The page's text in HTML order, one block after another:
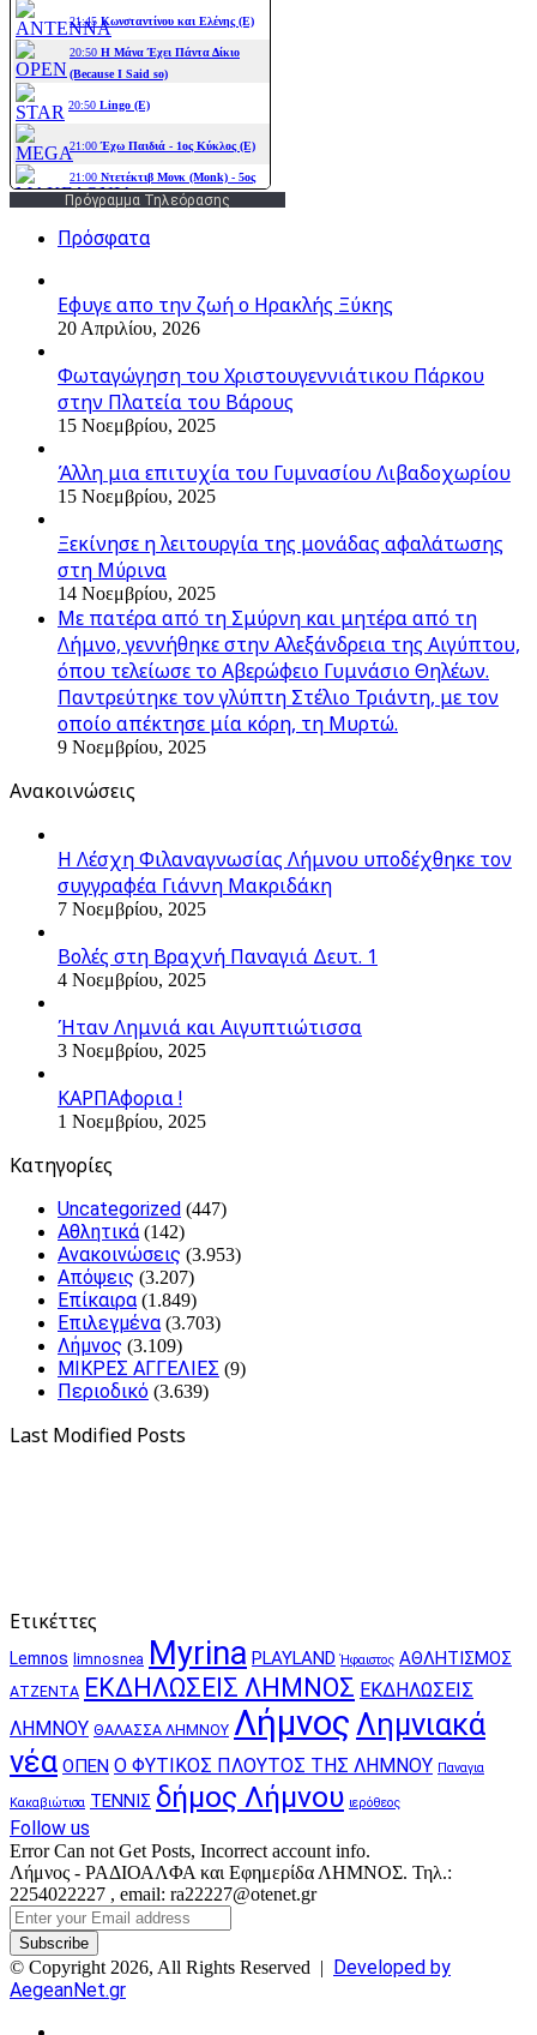
Πρόγραμμα Τηλεόρασης
Πρόσφατα
Εφυγε απο την ζωή o Ηρακλής Ξύκης
20 Απριλίου, 2026
Φωταγώγηση του Χριστουγεννιάτικου Πάρκου
στην Πλατεία του Βάρους
15 Νοεμβρίου, 2025
Άλλη μια επιτυχία του Γυμνασίου Λιβαδοχωρίου
15 Νοεμβρίου, 2025
Ξεκίνησε η λειτουργία της μονάδας αφαλάτωσης
στη Μύρινα
14 Νοεμβρίου, 2025
Με πατέρα από τη Σμύρνη και μητέρα από τη
Λήμνο, γεννήθηκε στην Αλεξάνδρεια της Αιγύπτου,
όπου τελείωσε το Αβερώφειο Γυμνάσιο Θηλέων.
Παντρεύτηκε τον γλύπτη Στέλιο Τριάντη, με τον
οποίο απέκτησε μία κόρη, τη Μυρτώ.
9 Νοεμβρίου, 2025
Ανακοινώσεις
Η Λέσχη Φιλαναγνωσίας Λήμνου υποδέχθηκε τον
συγγραφέα Γιάννη Μακριδάκη
7 Νοεμβρίου, 2025
Βολές στη Βραχνή Παναγιά Δευτ. 1
4 Νοεμβρίου, 2025
Ήταν Λημνιά και Αιγυπτιώτισσα
3 Νοεμβρίου, 2025
ΚΑΡΠΑφορια !
1 Νοεμβρίου, 2025
Kατηγορίες
Uncategorized (447)
Αθλητικά (142)
Ανακοινώσεις (3.953)
Απόψεις (3.207)
Επίκαιρα (1.849)
Επιλεγμένα (3.703)
Λήμνος (3.109)
ΜΙΚΡΕΣ ΑΓΓΕΛΙΕΣ (9)
Περιοδικό (3.639)
Last Modified Posts
Ετικέττες
Lemnos limnosnea Myrina PLAYLAND Ήφαιστος ΑΘΛΗΤΙΣΜΟΣ
ΑΤΖΕΝΤΑ ΕΚΔΗΛΩΣΕΙΣ ΛΗΜΝΟΣ ΕΚΔΗΛΩΣΕΙΣ
ΛΗΜΝΟΥ ΘΑΛΑΣΣΑ ΛΗΜΝΟΥ Λήμνος Λημνιακά
νέα ΟΠΕΝ Ο ΦΥΤΙΚΟΣ ΠΛΟΥΤΟΣ ΤΗΣ ΛΗΜΝΟΥ Παναγια
Κακαβιώτισα ΤΕΝΝΙΣ δήμος Λήμνου ιερόθεος
Follow us
Error Can not Get Posts, Incorrect account info.
Λήμνος - ΡΑΔΙΟΑΛΦΑ και Εφημερίδα ΛΗΜΝΟΣ. Τηλ.:
2254022227 , email: ra22227@otenet.gr
Enter
your
Email
address
© Copyright 2026, All Rights Reserved | Developed by
AegeanNet.gr